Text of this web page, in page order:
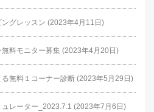
グレッスン (2023年4月11日)
料モニター募集 (2023年4月20日)
無料１コーナー診断 (2023年5月29日)
レーター_2023.7.1 (2023年7月6日)